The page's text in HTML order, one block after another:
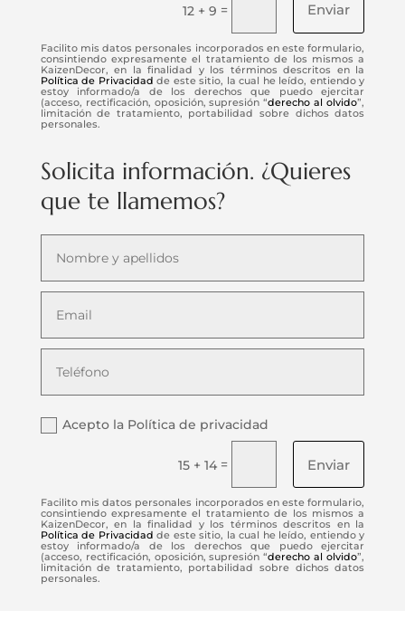
12 + 9 = Enviar
Facilito mis datos personales incorporados en este formulario,
consintiendo expresamente el tratamiento de los mismos a
KaizenDecor, en la finalidad y los términos descritos en la
Política de Privacidad de este sitio, la cual he leído, entiendo y
estoy informado/a de los derechos que puedo ejercitar
(acceso, rectificación, oposición, supresión “derecho al olvido”,
limitación de tratamiento, portabilidad sobre dichos datos
personales.
Solicita información. ¿Quieres
que te llamemos?
Acepto la Política de privacidad
15 + 14 = Enviar
Facilito mis datos personales incorporados en este formulario,
consintiendo expresamente el tratamiento de los mismos a
KaizenDecor, en la finalidad y los términos descritos en la
Política de Privacidad de este sitio, la cual he leído, entiendo y
estoy informado/a de los derechos que puedo ejercitar
(acceso, rectificación, oposición, supresión “derecho al olvido”,
limitación de tratamiento, portabilidad sobre dichos datos
personales.